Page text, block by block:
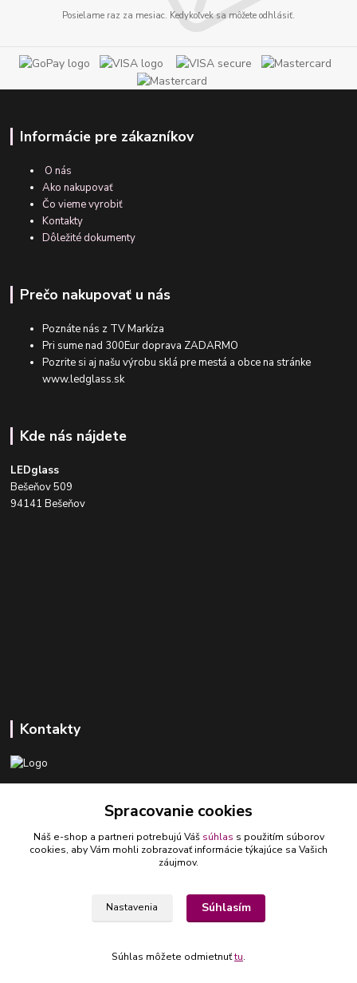
Posielame raz za mesiac. Kedykoľvek sa môžete odhlásiť.
Informácie pre zákazníkov
O nás
Ako nakupovať
Čo vieme vyrobiť
Kontakty
Dôležité dokumenty
Prečo nakupovať u nás
Poznáte nás z TV Markíza
Pri sume nad 300Eur doprava ZADARMO
Pozrite si aj našu výrobu sklá pre mestá a obce na stránke
www.ledglass.sk
Kde nás nájdete
LEDglass
Bešeňov 509
94141 Bešeňov
Kontakty
ledlumar@ledlumar.sk
Copyright © 2024 - LEDglass - Všetky práva vyhradené
Spracovanie cookies
Náš e-shop a partneri potrebujú Váš súhlas s použitím súborov
cookies, aby Vám mohli zobrazovať informácie týkajúce sa Vašich
záujmov.
Nastavenia Súhlasím
Súhlas môžete odmietnuťtu.